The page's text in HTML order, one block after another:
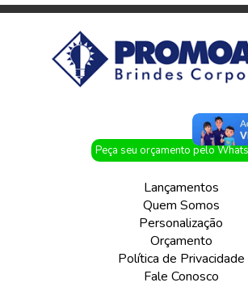
Peça seu orçamento pelo
Lançamentos
Quem Somos
Personalização
Orçamento
Política de Privacidade
Fale Conosco